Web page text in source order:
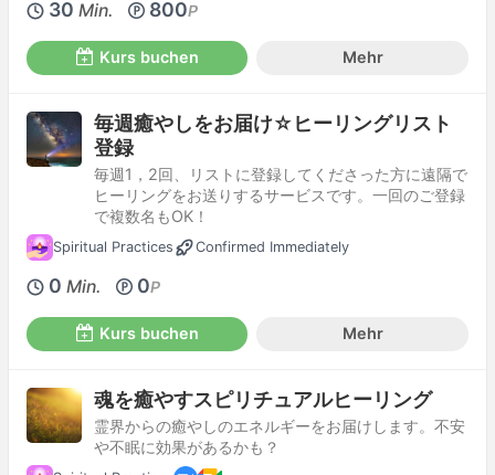
30 Min. 800P
Kurs buchen Mehr
毎週癒やしをお届け☆ヒーリングリスト
登録
毎週1，2回、リストに登録してくださった方に遠隔で
ヒーリングをお送りするサービスです。一回のご登録
で複数名もOK！
Spiritual Practices Confirmed Immediately
0 Min. 0P
Kurs buchen Mehr
魂を癒やすスピリチュアルヒーリング
霊界からの癒やしのエネルギーをお届けします。不安
や不眠に効果があるかも？